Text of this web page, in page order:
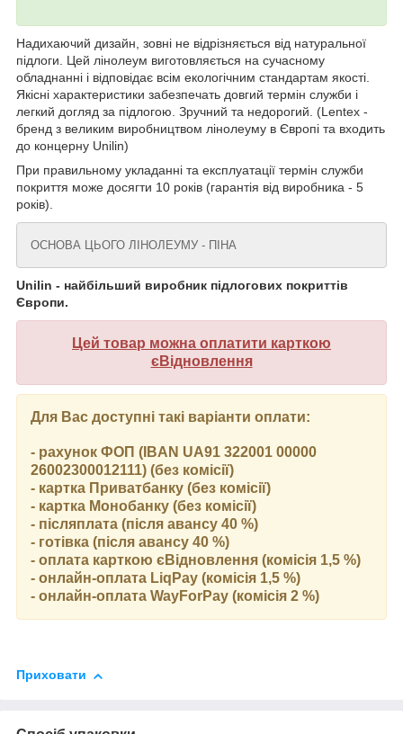
Надихаючий дизайн, зовні не відрізняється від натуральної
підлоги. Цей лінолеум виготовляється на сучасному
обладнанні і відповідає всім екологічним стандартам якості.
Якісні характеристики забезпечать довгий термін служби і
легкий догляд за підлогою. Зручний та недорогий. (Lentex -
бренд з великим виробництвом лінолеуму в Європі та входить
до концерну Unilin)
При правильному укладанні та експлуатації термін служби
покриття може досягти 10 років (гарантія від виробника - 5
років).
ОСНОВА ЦЬОГО ЛІНОЛЕУМУ - ПІНА
Unilin - найбільший виробник підлогових покриттів
Європи.
Цей товар можна оплатити карткою
єВідновлення
Для Вас доступні такі варіанти оплати:
- рахунок ФОП (IBAN UA91 322001 00000
26002300012111) (без комісії)
- картка Приватбанку (без комісії)
- картка Монобанку (без комісії)
- післяплата (після авансу 40 %)
- готівка (після авансу 40 %)
- оплата карткою єВідновлення (комісія 1,5 %)
- онлайн-оплата LiqPay (комісія 1,5 %)
- онлайн-оплата WayForPay (комісія 2 %)
Приховати